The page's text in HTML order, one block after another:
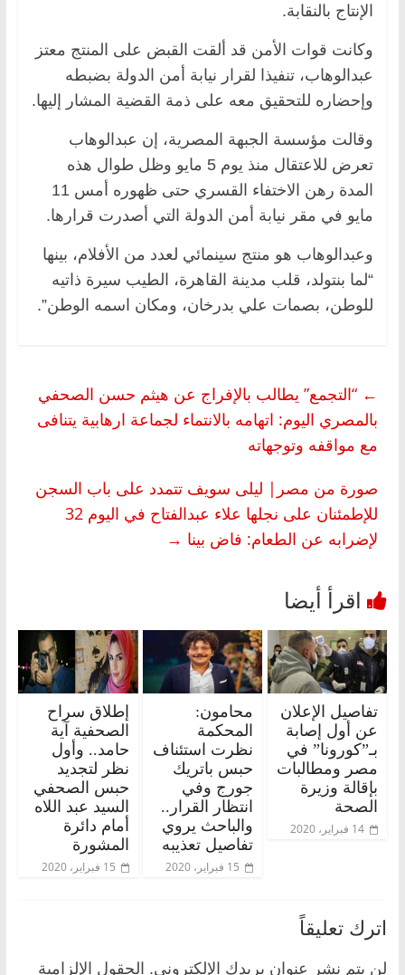
الإنتاج بالنقابة.
وكانت قوات الأمن قد ألقت القبض على المنتج معتز
عبدالوهاب، تنفيذا لقرار نيابة أمن الدولة بضبطه
وإحضاره للتحقيق معه على ذمة القضية المشار إليها.
وقالت مؤسسة الجبهة المصرية، إن عبدالوهاب
تعرض للاعتقال منذ يوم 5 مايو وظل طوال هذه
المدة رهن الاختفاء القسري حتى ظهوره أمس 11
مايو في مقر نيابة أمن الدولة التي أصدرت قرارها.
وعبدالوهاب هو منتج سينمائي لعدد من الأفلام، بينها
“لما بنتولد، قلب مدينة القاهرة، الطيب سيرة ذاتيه
للوطن، بصمات علي بدرخان، ومكان اسمه الوطن”.
← “التجمع” يطالب بالإفراج عن هيثم حسن الصحفي
بالمصري اليوم: اتهامه بالانتماء لجماعة ارهابية يتنافى
مع مواقفه وتوجهاته
صورة من مصر| ليلى سويف تتمدد على باب السجن
للإطمئنان على نجلها علاء عبدالفتاح في اليوم 32
لإضرابه عن الطعام: فاض بينا →
تفاصيل الإعلان
عن أول إصابة
بـ”كورونا” في
مصر ومطالبات
بإقالة وزيرة
الصحة
14 فبراير، 2020
محامون:
المحكمة
نظرت استئناف
حبس باتريك
جورج وفي
انتظار القرار..
والباحث يروي
تفاصيل تعذيبه
15 فبراير، 2020
إطلاق سراح
الصحفية آية
حامد.. وأول
نظر لتجديد
حبس الصحفي
السيد عبد اللاه
أمام دائرة
المشورة
15 فبراير، 2020
اترك تعليقاً
لن يتم نشر عنوان بريدك الإلكتروني. الحقول الإلزامية